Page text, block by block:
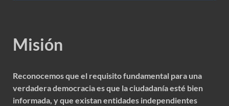
Misión
Reconocemos que el requisito fundamental para una
verdadera democracia es que la ciudadanía esté bien
informada, y que existan entidades independientes